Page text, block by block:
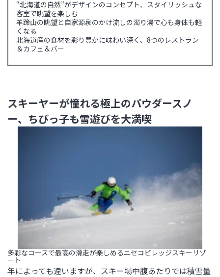
“北海道の自然”がデザインのコンセプト、スタイリッシュな
客室で眺望を楽しむ
羊蹄山の眺望と自家源泉のかけ流しの濁り湯で心も身体も軽
くなる
北海道産の食材を彩り豊かに味わい深く、8つのレストラン
＆カフェ＆バー
スキーヤーが憧れる極上のパウダースノ
ー、ちびっ子も雪遊びを大満喫
多彩なコースで最高の滑走が楽しめるニセコビレッジスキーリゾ
ート
年によっても違いますが、スキー場中腹あたりでは積雪量